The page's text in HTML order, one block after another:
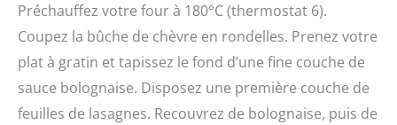
Préchauffez votre four à 180°C (thermostat 6).
Coupez la bûche de chèvre en rondelles. Prenez votre
plat à gratin et tapissez le fond d’une fine couche de
sauce bolognaise. Disposez une première couche de
feuilles de lasagnes. Recouvrez de bolognaise, puis de